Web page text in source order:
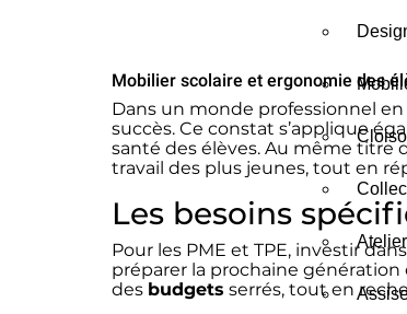
Mobilier scolaire et ergonomie des
Dans un monde professionnel
succès. Ce constat s’applique
santé des élèves. Au même titre
travail des plus jeunes, tout en
Les besoins
Pour les PME et TPE, investir
préparer la prochaine
des budgets serrés, tout en